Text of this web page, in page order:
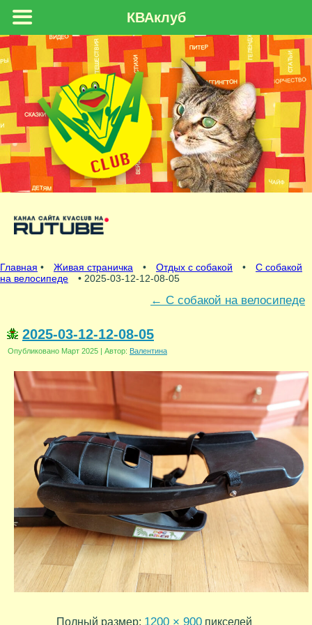
Главная • Живая страничка • Отдых с собакой •
С собакой
на велосипеде
• 2025-03-12-12-08-05
← С собакой на велосипеде
2025-03-12-12-08-05
Опубликовано Март 2025 | Автор: Валентина
Полный размер: 1200 × 900 пикселей
КВАклуб